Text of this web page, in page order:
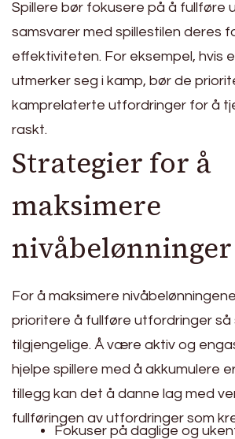
Spillere bør fokusere på å fullføre
samsvarer med spillestilen deres
effektiviteten. For eksempel, hvis
utmerker seg i kamp, bør de
kamprelaterte utfordringer for å
raskt.
Strategier for å
maksimere
nivåbelønninger
For å maksimere
prioritere å fullføre utfordringer så
tilgjengelige. Å være aktiv og
hjelpe spillere med å akkumulere
tillegg kan det å danne lag med
fullføringen av utfordringer som
Fokuser på daglige og